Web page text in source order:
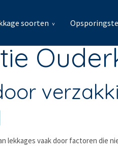
soorten
lekkages vaak door factoren die